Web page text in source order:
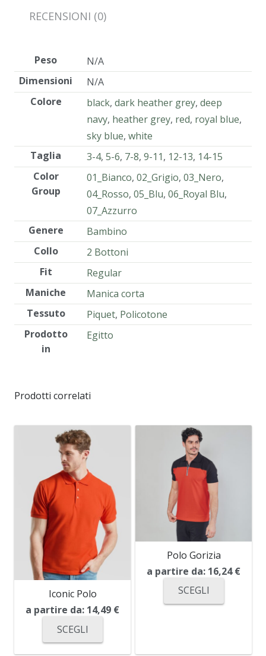
RECENSIONI (0)
Peso
N/A
Dimensioni
N/A
Colore
black, dark heather grey, deep
navy, heather grey, red, royal blue,
sky blue, white
Taglia
3-4, 5-6, 7-8, 9-11, 12-13, 14-15
Color
Group
01_Bianco, 02_Grigio, 03_Nero,
04_Rosso, 05_Blu, 06_Royal Blu,
07_Azzurro
Genere
Bambino
Collo
2 Bottoni
Fit
Regular
Maniche
Manica corta
Tessuto
Piquet, Policotone
Prodotto
in
Egitto
Prodotti correlati
Iconic Polo
a partire da: 14,49 €
SCEGLI
Polo Gorizia
a partire da: 16,24€
SCEGLI